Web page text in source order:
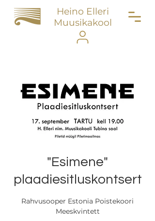
Heino Elleri
Muusikakool
"Esimene"
plaadiesitluskontsert
Rahvusooper Estonia Poistekoori
Meeskvintett